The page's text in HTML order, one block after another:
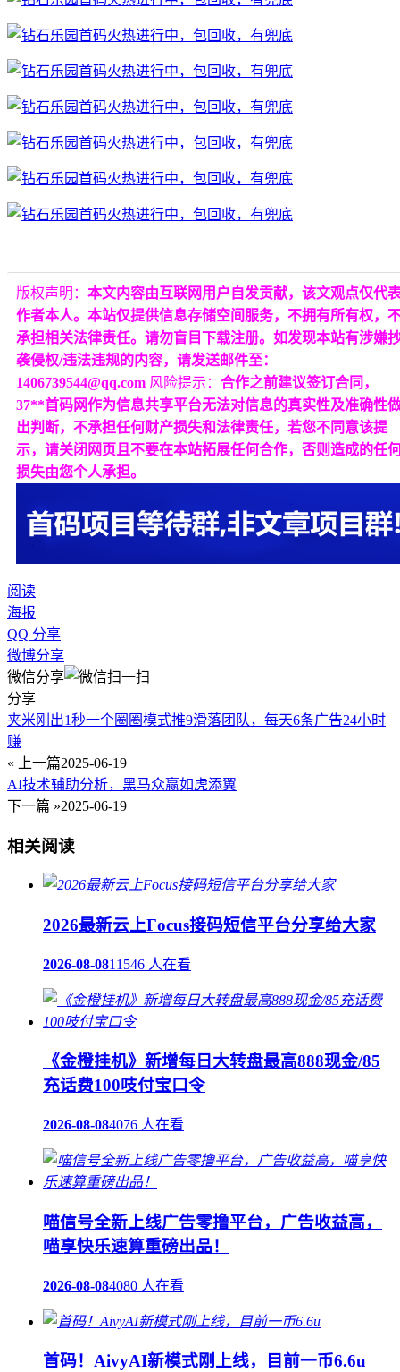
版权声明： 本文内容由互联网用户自发贡献，该文观点仅代
作者本人。本站仅提供信息存储空间服务，不拥有所有权，
承担相关法律责任。请勿盲目下载注册。如发现本站有涉嫌
袭侵权/违法违规的内容，请发送邮件至：
1406739544@qq.com 风险提示： 合作之前建议签订合同，
37**首码网作为信息共享平台无法对信息的真实性及准确性
出判断，不承担任何财产损失和法律责任，若您不同意该提
示，请关闭网页且不要在本站拓展任何合作，否则造成的任
损失由您个人承担。
阅读
海报
QQ 分享
微博分享
微信分享
分享
夹米刚出1秒一个圈圈模式推9滑落团队，每天6条广告24小时
赚
« 上一篇2025-06-19
AI技术辅助分析，黑马众赢如虎添翼
下一篇 »2025-06-19
相关阅读
2026最新云上Focus接码短信平台分享给大家
2026-08-0811546 人在看
《金橙挂机》新增每日大转盘最高888现金/85
充话费100吱付宝口令
2026-08-084076 人在看
喵信号全新上线广告零撸平台，广告收益高，
喵享快乐速算重磅出品！
2026-08-084080 人在看
首码！AivyAI新模式刚上线，目前一币6.6u